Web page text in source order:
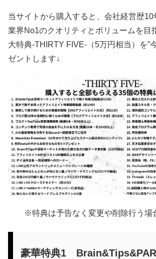
当サイトから購入すると、会社経営歴10
業界No1のクオリティとボリュームを目
大特典-THIRTY FIVE-（5万円相当）を”
ゼントします↓
※特典は予告なく変更や削除行う場
豪華特典1